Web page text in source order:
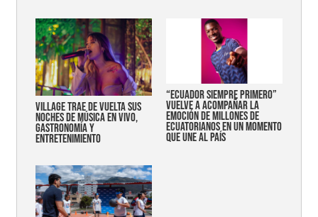
Village trae de vuelta sus
noches de música en vivo,
gastronomía y
entretenimiento
“Ecuador siempre primero”
vuelve a acompañar la
emoción de millones de
ecuatorianos en un momento
que une al país